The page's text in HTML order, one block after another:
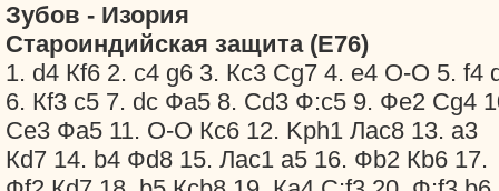
Зубов - Изория
Староиндийская защита (E76)
1. d4 Кf6 2. c4 g6 3. Кc3 Сg7 4. e4 O-O 5. f4
6. Кf3 c5 7. dc Фa5 8. Сd3 Ф:c5 9. Фe2 Сg4
Сe3 Фa5 11. O-O Кc6 12. Kрh1 Лac8 13. a3
Кd7 14. b4 Фd8 15. Лac1 a5 16. Фb2 Кb6 17.